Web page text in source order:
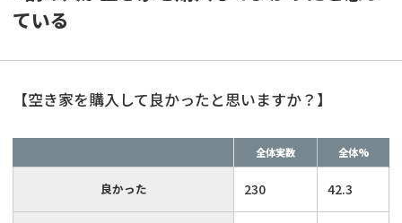
ている
【空き家を購入して良かったと思いますか？】
全体実数 全体%
良かった 230 42.3